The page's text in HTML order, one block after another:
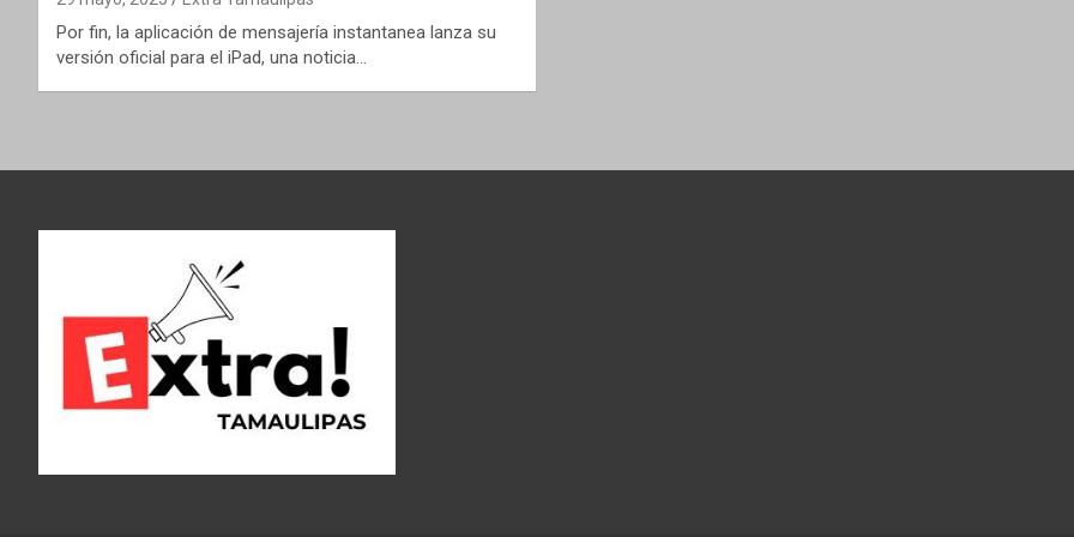
Por fin, la aplicación de mensajería instantanea lanza su
versión oficial para el iPad, una noticia…